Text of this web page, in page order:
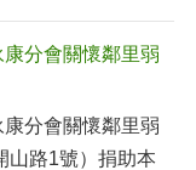
分會關懷鄰里弱
分會關懷鄰里弱
山路1號）捐助本